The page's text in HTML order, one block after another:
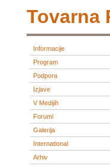
Tovarna
Informacije
Program
Podpora
Izjave
V Medijih
Forumi
Galerija
International
Arhiv